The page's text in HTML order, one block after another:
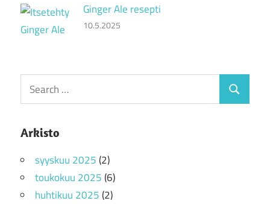
Ginger Ale resepti
10.5.2025
Search
for:
Search
Arkisto
syyskuu 2025(2)
toukokuu 2025(6)
huhtikuu 2025(2)